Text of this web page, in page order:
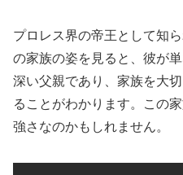
プロレス界の帝王として知
の家族の姿を見ると、彼が
深い父親であり、家族を大
ることがわかります。この
強さなのかもしれません。